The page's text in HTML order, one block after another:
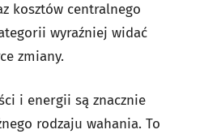
kosztów centralnego
wyraźniej widać
zmiany.
i energii są znacznie
rodzaju wahania. To